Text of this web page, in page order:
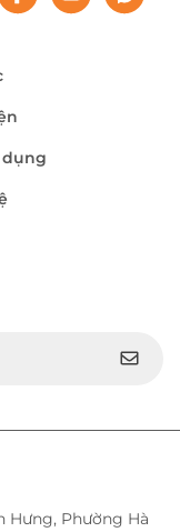
dụng
Hưng, Phường Hà